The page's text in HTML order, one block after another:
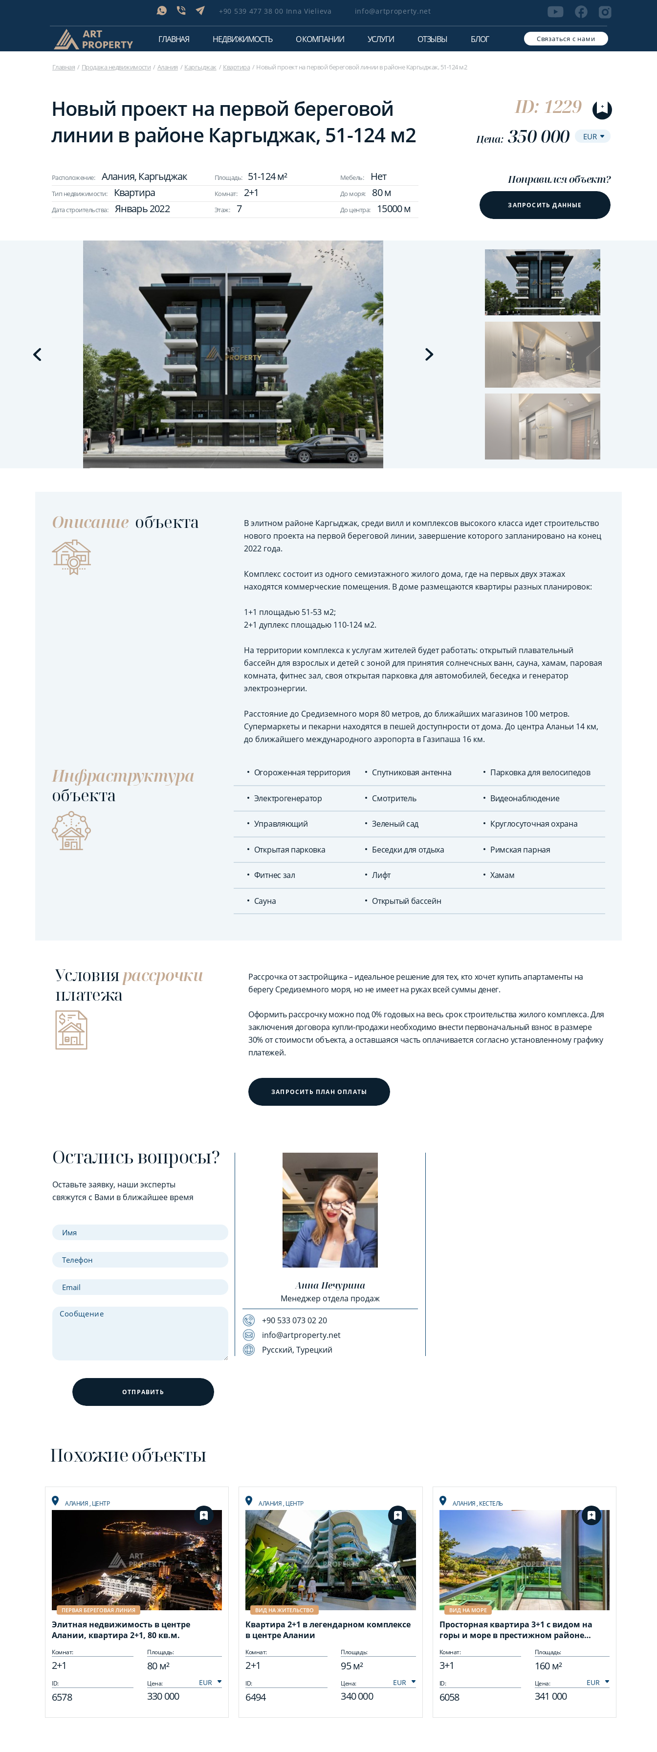
+90 539 477 38 00 Inna Vielieva info@artproperty.net
ГЛАВНАЯ НЕДВИЖИМОСТЬ О КОМПАНИИ УСЛУГИ ОТЗЫВЫ БЛОГ Связаться с нами
Главная Продажа недвижимости Алания Каргыджак Квартира Новый проект на первой береговой линии в районе Каргыджак, 51-124 м2
Новый проект на первой береговой
линии в районе Каргыджак, 51-124 м2
ID: 1229
Цена: 350 000
Расположение: Алания, Каргыджак Площадь: 51-124 м² Мебель: Нет
Тип недвижимости: Квартира Комнат: 2+1 До моря: 80 м
Дата строительства: Январь 2022 Этаж: 7 До центра: 15000 м
Понравился объект?
ЗАПРОСИТЬ ДАННЫЕ
Описание объекта
В элитном районе Каргыджак, среди вилл и комплексов высокого класса идет строительство
нового проекта на первой береговой линии, завершение которого запланировано на конец
2022 года.
Комплекс состоит из одного семиэтажного жилого дома, где на первых двух этажах
находятся коммерческие помещения. В доме размещаются квартиры разных планировок:
1+1 площадью 51-53 м2;
2+1 дуплекс площадью 110-124 м2.
На территории комплекса к услугам жителей будет работать: открытый плавательный
бассейн для взрослых и детей с зоной для принятия солнечсных ванн, сауна, хамам, паровая
комната, фитнес зал, своя открытая парковка для автомобилей, беседка и генератор
электроэнергии.
Расстояние до Средиземного моря 80 метров, до ближайших магазинов 100 метров.
Супермаркеты и пекарни находятся в пешей доступнрости от дома. До центра Аланьи 14 км,
до ближайшего международного аэропорта в Газипаша 16 км.
Инфраструктура
объекта
Огороженная территория Спутниковая антенна Парковка для велосипедов
Электрогенератор Смотритель Видеонаблюдение
Управляющий Зеленый сад Круглосуточная охрана
Открытая парковка Беседки для отдыха Римская парная
Фитнес зал Лифт Хамам
Сауна Открытый бассейн
Условиярассрочки
платежа
Рассрочка от застройщика – идеальное решение для тех, кто хочет купить апартаменты на
берегу Средиземного моря, но не имеет на руках всей суммы денег.
Оформить рассрочку можно под 0% годовых на весь срок строительства жилого комплекса. Для
заключения договора купли-продажи необходимо внести первоначальный взнос в размере
30% от стоимости объекта, а оставшаяся часть оплачивается согласно установленному графику
платежей.
ЗАПРОСИТЬ ПЛАН ОПЛАТЫ
Остались вопросы?
Оставьте заявку, наши эксперты
свяжутся с Вами в ближайшее время
ОТПРАВИТЬ
Анна Печурина
Менеджер отдела продаж
+90 533 073 02 20
info@artproperty.net
Русский, Турецкий
Похожие объекты
АЛАНИЯ, ЦЕНТР
ПЕРВАЯ БЕРЕГОВАЯ ЛИНИЯ
Элитная недвижимость в центре
Алании, квартира 2+1, 80 кв.м.
Комнат:
2+1
Площадь:
80 м²
ID:
6578
Цена:
330 000
АЛАНИЯ, ЦЕНТР
ВИД НА ЖИТЕЛЬСТВО
Квартира 2+1 в легендарном комплексе
в центре Алании
Комнат:
2+1
Площадь:
95 м²
ID:
6494
Цена:
340 000
АЛАНИЯ, КЕСТЕЛЬ
ВИД НА МОРЕ
Просторная квартира 3+1 с видом на
горы и море в престижном районе
Комнат:
3+1
Площадь:
160 м²
ID:
6058
Цена:
341 000